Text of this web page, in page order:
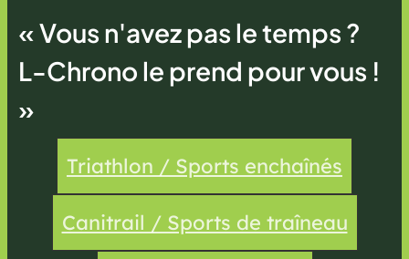
« Vous n'avez pas le temps ?
L-Chrono le prend pour vous !
»
Triathlon / Sports enchaînés
Canitrail / Sports de traîneau